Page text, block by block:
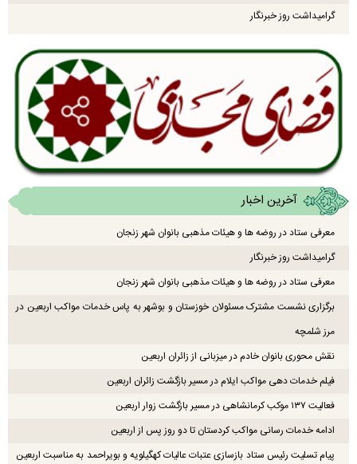
گرامیداشت روز خبرنگار
آخرین اخبار
معرفی ستاد در روضه ها و هیئات مذهبی بانوان شهر زنجان
گرامیداشت روز خبرنگار
معرفی ستاد در روضه ها و هیئات مذهبی بانوان شهر زنجان
برگزاری نشست مشترک مسئولان خوزستان و بوشهر به پاس خدمات مواکب اربعین در
مرز شلمچه
نقش محوری بانوان خادم در میزبانی از زائران اربعین
فیلم خدمات دهی مواکب ایلام در مسیر بازگشت زائران اربعین
فعالیت ۱۳۷ موکب کرمانشاهی در مسیر بازگشت زوار اربعین
ادامه خدمات رسانی مواکب کردستان تا دو روز پس از اربعین
پیام تسلیت رئیس ستاد بازسازی عتبات عالیات کهگیلویه و بویراحمد به مناسبت اربعین